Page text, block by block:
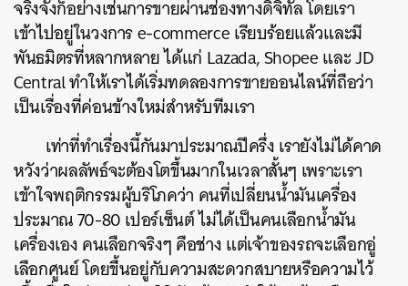
จริงจังก็อย่างเช่นการขายผ่านช่องทางดิจิทัล โดยเรา
เข้าไปอยู่ในวงการ e-commerce เรียบร้อยแล้วและมี
พันธมิตรที่หลากหลาย ได้แก่ Lazada, Shopee และ JD
Central ทำให้เราได้เริ่มทดลองการขายออนไลน์ที่ถือว่า
เป็นเรื่องที่ค่อนข้างใหม่สำหรับทีมเรา
เท่าที่ทำเรื่องนี้กันมาประมาณปีครึ่ง เรายังไม่ได้คาด
หวังว่าผลลัพธ์จะต้องโตขึ้นมากในเวลาสั้นๆ เพราะเรา
เข้าใจพฤติกรรมผู้บริโภคว่า คนที่เปลี่ยนน้ำมันเครื่อง
ประมาณ 70-80 เปอร์เซ็นต์ ไม่ได้เป็นคนเลือกน้ำมัน
เครื่องเอง คนเลือกจริงๆ คือช่าง แต่เจ้าของรถจะเลือกอู่
เลือกศูนย์ โดยขึ้นอยู่กับความสะดวกสบายหรือความไว้